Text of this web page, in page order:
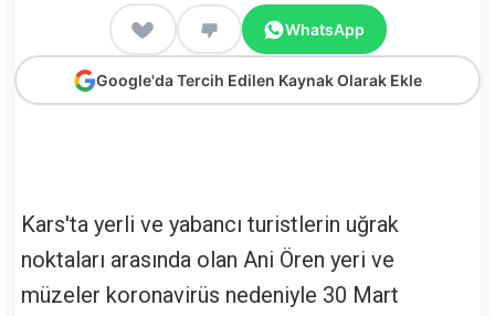
WhatsApp
Google'da Tercih Edilen Kaynak Olarak Ekle
Kars'ta yerli ve yabancı turistlerin uğrak
noktaları arasında olan Ani Ören yeri ve
müzeler koronavirüs nedeniyle 30 Mart